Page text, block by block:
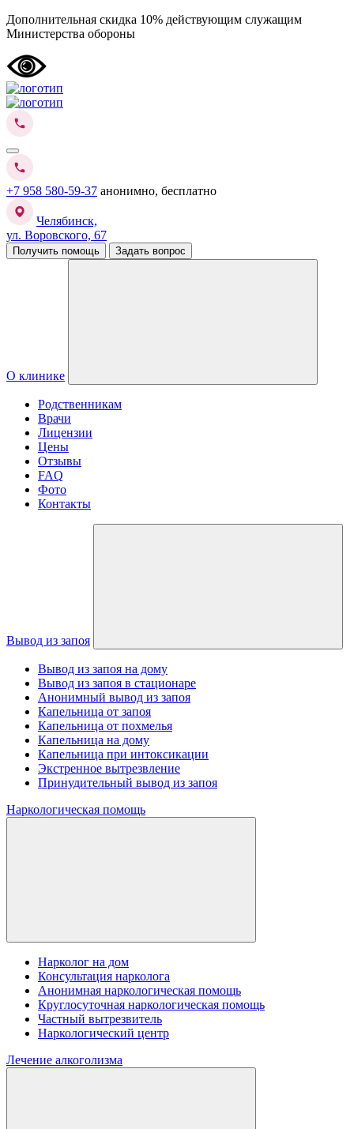
Дополнительная скидка 10% действующим служащим
Министерства обороны
+7 958 580-59-37 анонимно, бесплатно
Челябинск,
ул. Воровского, 67
Получить помощь Задать вопрос
О клинике
Родственникам
Врачи
Лицензии
Цены
Отзывы
FAQ
Фото
Контакты
Вывод из запоя
Вывод из запоя на дому
Вывод из запоя в стационаре
Анонимный вывод из запоя
Капельница от запоя
Капельница от похмелья
Капельница на дому
Капельница при интоксикации
Экстренное вытрезвление
Принудительный вывод из запоя
Наркологическая помощь
Нарколог на дом
Консультация нарколога
Анонимная наркологическая помощь
Круглосуточная наркологическая помощь
Частный вытрезвитель
Наркологический центр
Лечение алкоголизма